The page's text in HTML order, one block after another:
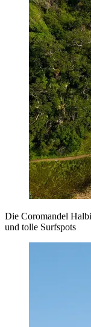
Die Coromandel
und tolle Surfspots